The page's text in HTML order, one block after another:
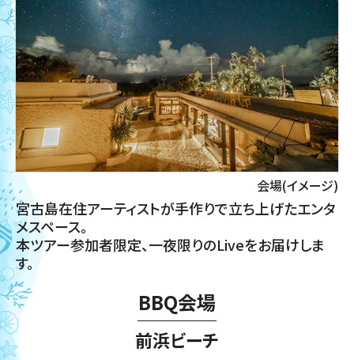
会場(イメージ)
宮古島在住アーティストが手作りで立ち上げたエンタ
メスペース。
本ツアー参加者限定、一夜限りのLiveをお届けしま
す。
BBQ会場
前浜ビーチ